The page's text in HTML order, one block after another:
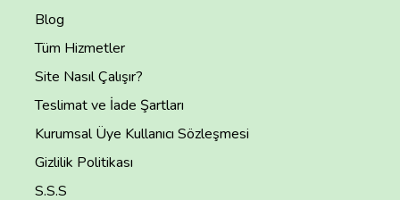
Blog
Tüm Hizmetler
Site Nasıl Çalışır?
Teslimat ve İade Şartları
Kurumsal Üye Kullanıcı Sözleşmesi
Gizlilik Politikası
S.S.S